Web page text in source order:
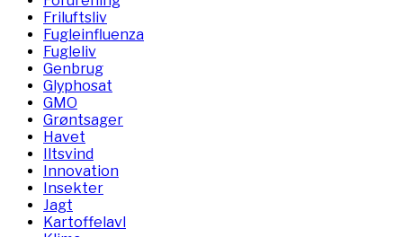
Friluftsliv
Fugleinfluenza
Fugleliv
Genbrug
Glyphosat
GMO
Grøntsager
Havet
Iltsvind
Innovation
Insekter
Jagt
Kartoffelavl